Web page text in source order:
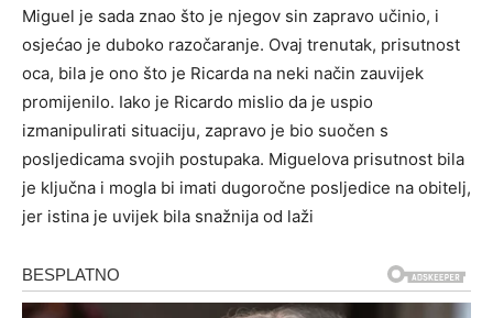
Miguel je sada znao što je njegov sin zapravo učinio, i
osjećao je duboko razočaranje. Ovaj trenutak, prisutnost
oca, bila je ono što je Ricarda na neki način zauvijek
promijenilo. Iako je Ricardo mislio da je uspio
izmanipulirati situaciju, zapravo je bio suočen s
posljedicama svojih postupaka. Miguelova prisutnost bila
je ključna i mogla bi imati dugoročne posljedice na obitelj,
jer istina je uvijek bila snažnija od laži